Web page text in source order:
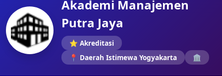
Akademi Manajemen
Putra Jaya
⭐ Akreditasi
📍 Daerah Istimewa Yogyakarta
🏛️